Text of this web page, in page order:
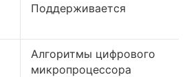
Поддерживается
Алгоритмы цифрового
микропроцессора